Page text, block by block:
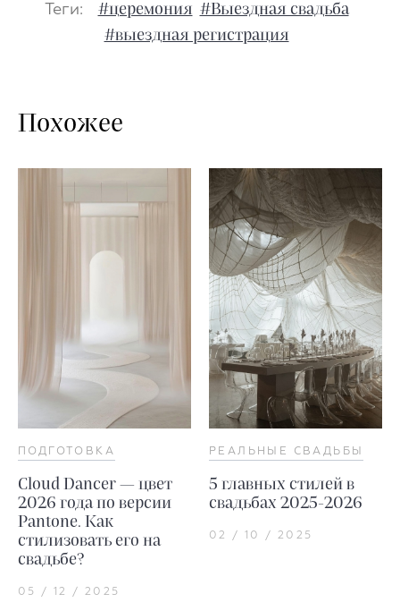
Теги: #церемония #Выездная свадьба
#выездная регистрация
Похожее
ПОДГОТОВКА
Cloud Dancer — цвет
2026 года по версии
Pantone. Как
стилизовать его на
свадьбе?
05 / 12 / 2025
РЕАЛЬНЫЕ СВАДЬБЫ
5 главных стилей в
свадьбах 2025-2026
02 / 10 / 2025